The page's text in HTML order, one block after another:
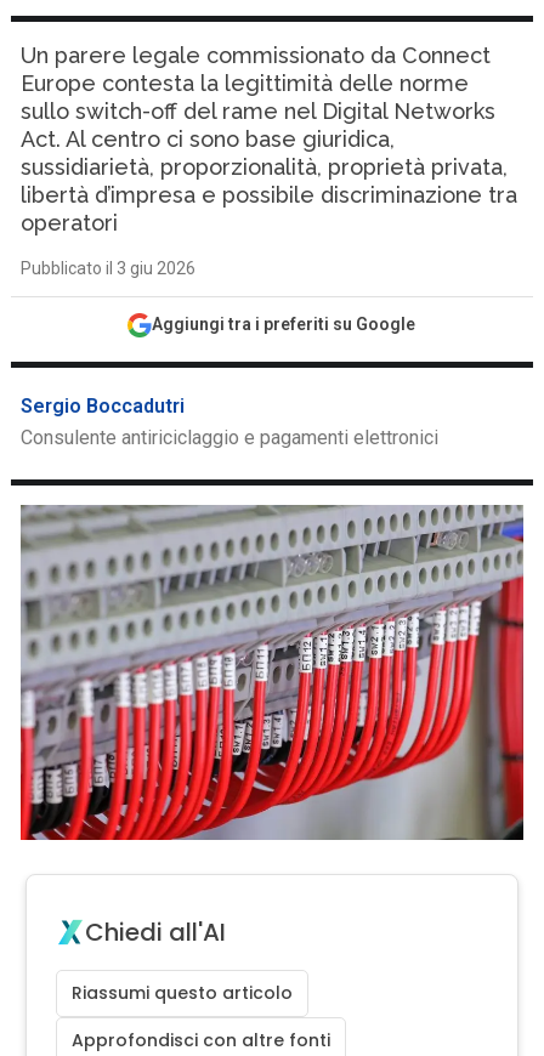
Un parere legale commissionato da Connect
Europe contesta la legittimità delle norme
sullo switch-off del rame nel Digital Networks
Act. Al centro ci sono base giuridica,
sussidiarietà, proporzionalità, proprietà privata,
libertà d’impresa e possibile discriminazione tra
operatori
Pubblicato il 3 giu 2026
Aggiungi tra i preferiti su Google
Sergio Boccadutri
Consulente antiriciclaggio e pagamenti elettronici
Chiedi all'AI
Riassumi questo articolo
Approfondisci con altre fonti